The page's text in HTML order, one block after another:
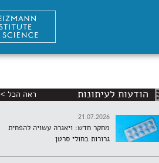
הודעות לעיתונות ראה הכל >
21.07.2026
מחקר חדש: ויאגרה עשויה להפחית
גרורות בחולי סרטן